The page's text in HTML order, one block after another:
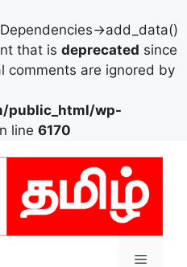
>add_data()
that is deprecated since
comments are ignored by
public_html/wp-
line 6170
Menu